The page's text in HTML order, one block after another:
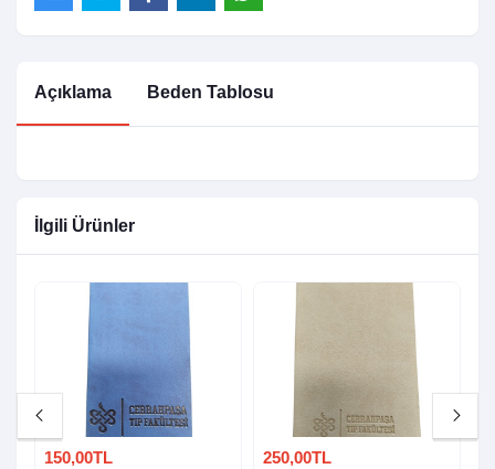
Açıklama Beden Tablosu
İlgili Ürünler
150,00TL 250,00TL